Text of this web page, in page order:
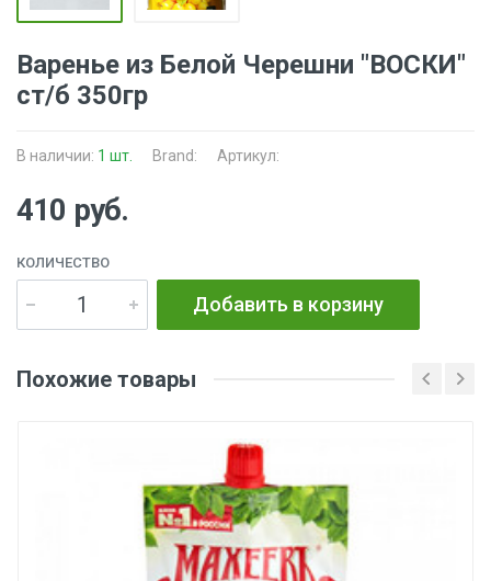
Варенье из Белой Черешни "ВОСКИ"
ст/б 350гр
В наличии: 1 шт. Brand: Артикул:
410 руб.
КОЛИЧЕСТВО
Добавить в корзину
Похожие товары